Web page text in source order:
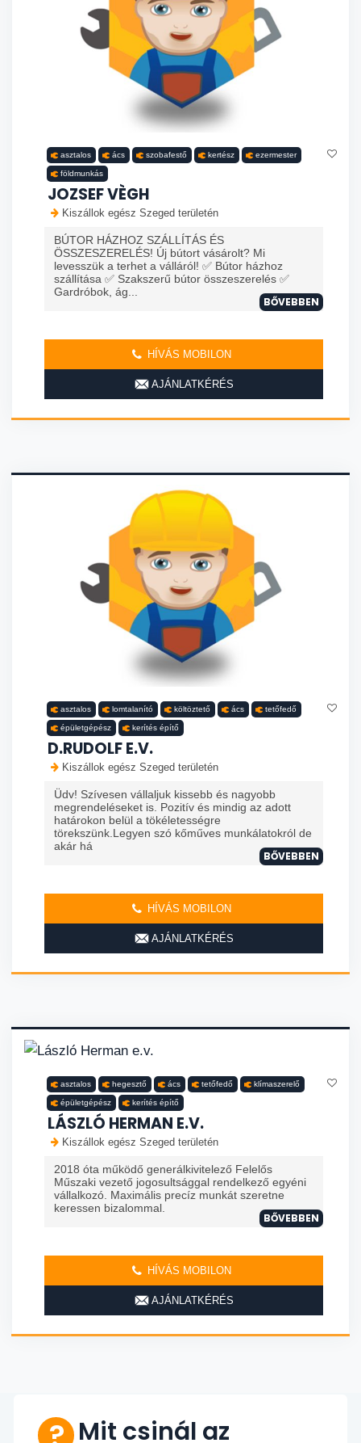
asztalos ács szobafestő kertész ezermester
földmunkás
JOZSEF VÈGH
Kiszállok egész Szeged területén
BÚTOR HÁZHOZ SZÁLLÍTÁS ÉS
ÖSSZESZERELÉS! Új bútort vásárolt? Mi
levesszük a terhet a válláról! ✅ Bútor házhoz
szállítása ✅ Szakszerű bútor összeszerelés ✅
Gardróbok, ág...
BŐVEBBEN
HÍVÁS MOBILON
AJÁNLATKÉRÉS
asztalos lomtalanító költöztető ács tetőfedő
épületgépész kerítés építő
D.RUDOLF E.V.
Kiszállok egész Szeged területén
Üdv! Szívesen vállaljuk kissebb és nagyobb
megrendeléseket is. Pozitív és mindig az adott
határokon belül a tökéletességre
törekszünk.Legyen szó kőműves munkálatokról de
akár há
BŐVEBBEN
HÍVÁS MOBILON
AJÁNLATKÉRÉS
asztalos hegesztő ács tetőfedő klímaszerelő
épületgépész kerítés építő
LÁSZLÓ HERMAN E.V.
Kiszállok egész Szeged területén
2018 óta működő generálkivitelező Felelős
Műszaki vezető jogosultsággal rendelkező egyéni
vállalkozó. Maximális precíz munkát szeretne
keressen bizalommal.
BŐVEBBEN
HÍVÁS MOBILON
AJÁNLATKÉRÉS
Mit csinál az